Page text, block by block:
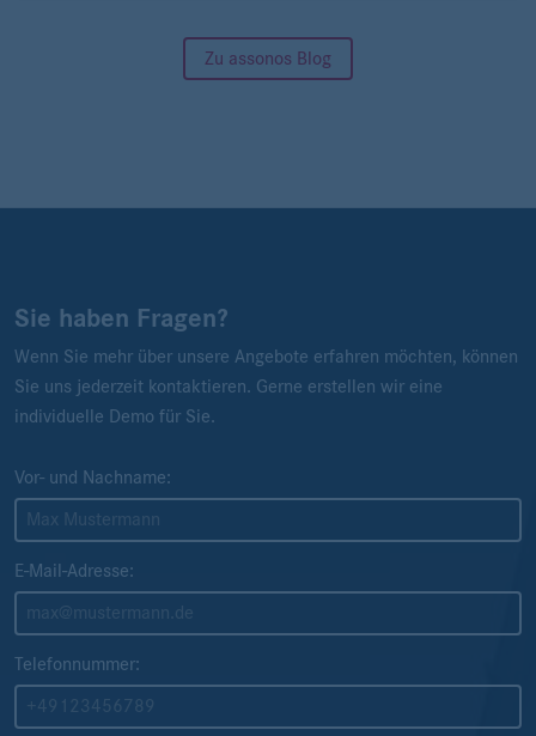
Zu assonos Blog
Sie haben Fragen?
Wenn Sie mehr über unsere Angebote erfahren möchten, können
Sie uns jederzeit kontaktieren. Gerne erstellen wir eine
individuelle Demo für Sie.
Vor- und Nachname:
E-Mail-Adresse:
Telefonnummer: